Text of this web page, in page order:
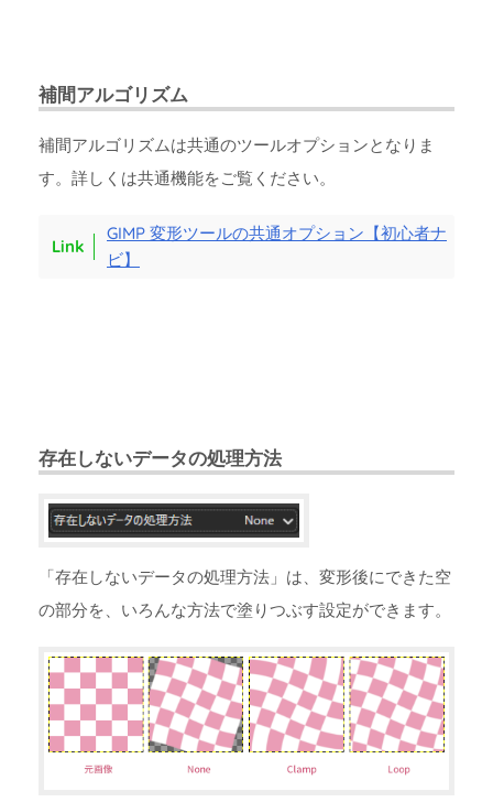
補間アルゴリズム
補間アルゴリズムは共通のツールオプションとなりま
す。詳しくは共通機能をご覧ください。
GIMP 変形ツールの共通オプション【初心者ナ
ビ】
存在しないデータの処理方法
「存在しないデータの処理方法」は、変形後にできた空
の部分を、いろんな方法で塗りつぶす設定ができます。